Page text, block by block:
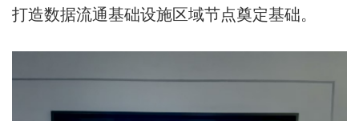
打造数据流通基础设施区域节点奠定基础。